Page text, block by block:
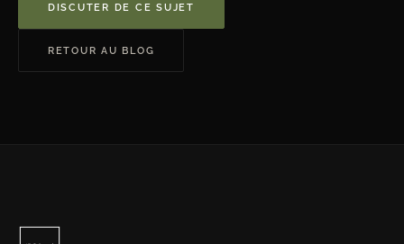
DISCUTER DE CE SUJET
RETOUR AU BLOG